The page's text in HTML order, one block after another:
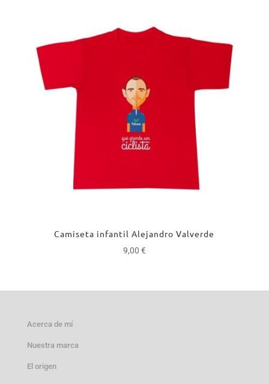
Camiseta infantil Alejandro Valverde
9,00 €
Acerca de mí
Nuestra marca
El origen